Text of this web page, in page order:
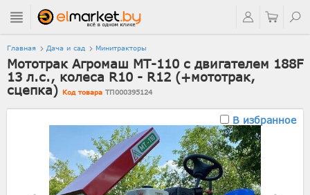
Главная Дача и сад Минитракторы
Мототрак Агромаш МТ-110 с двигателем 188F
13 л.с., колеса R10 - R12 (+мототрак,
сцепка) Код товара ТП000395124
В избранное